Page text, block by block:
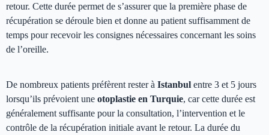
retour. Cette durée permet de s’assurer que la première phase de
récupération se déroule bien et donne au patient suffisamment de
temps pour recevoir les consignes nécessaires concernant les soins
de l’oreille.
De nombreux patients préfèrent rester à Istanbul entre 3 et 5 jours
lorsqu’ils prévoient une otoplastie en Turquie, car cette durée est
généralement suffisante pour la consultation, l’intervention et le
contrôle de la récupération initiale avant le retour. La durée du